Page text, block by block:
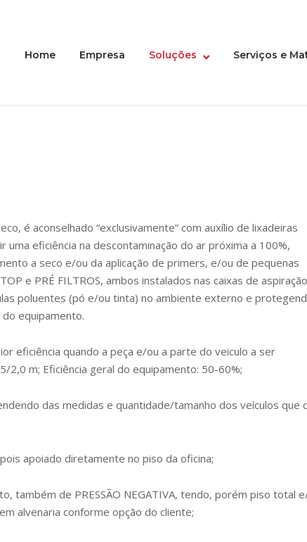
Home Empresa Soluções Serviços e
é aconselhado “exclusivamente” com auxílio de lixadeiras
eficiência na descontaminação do ar próxima a 100%,
a seco e/ou da aplicação de primers, e/ou de pequenas
e PRÉ FILTROS, ambos instalados nas caixas de aspiração
poluentes (pó e/ou tinta) no ambiente externo e
equipamento.
eficiência quando a peça e/ou a parte do veiculo a ser
2,0 m; Eficiência geral do equipamento: 50-60%;
das medidas e quantidade/tamanho dos veículos que
pois apoiado diretamente no piso da oficina;
também de PRESSÃO NEGATIVA, tendo, porém piso total
alvenaria conforme opção do cliente;